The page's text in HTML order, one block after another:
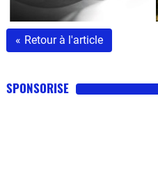
« Retour à l'article
SPONSORISE